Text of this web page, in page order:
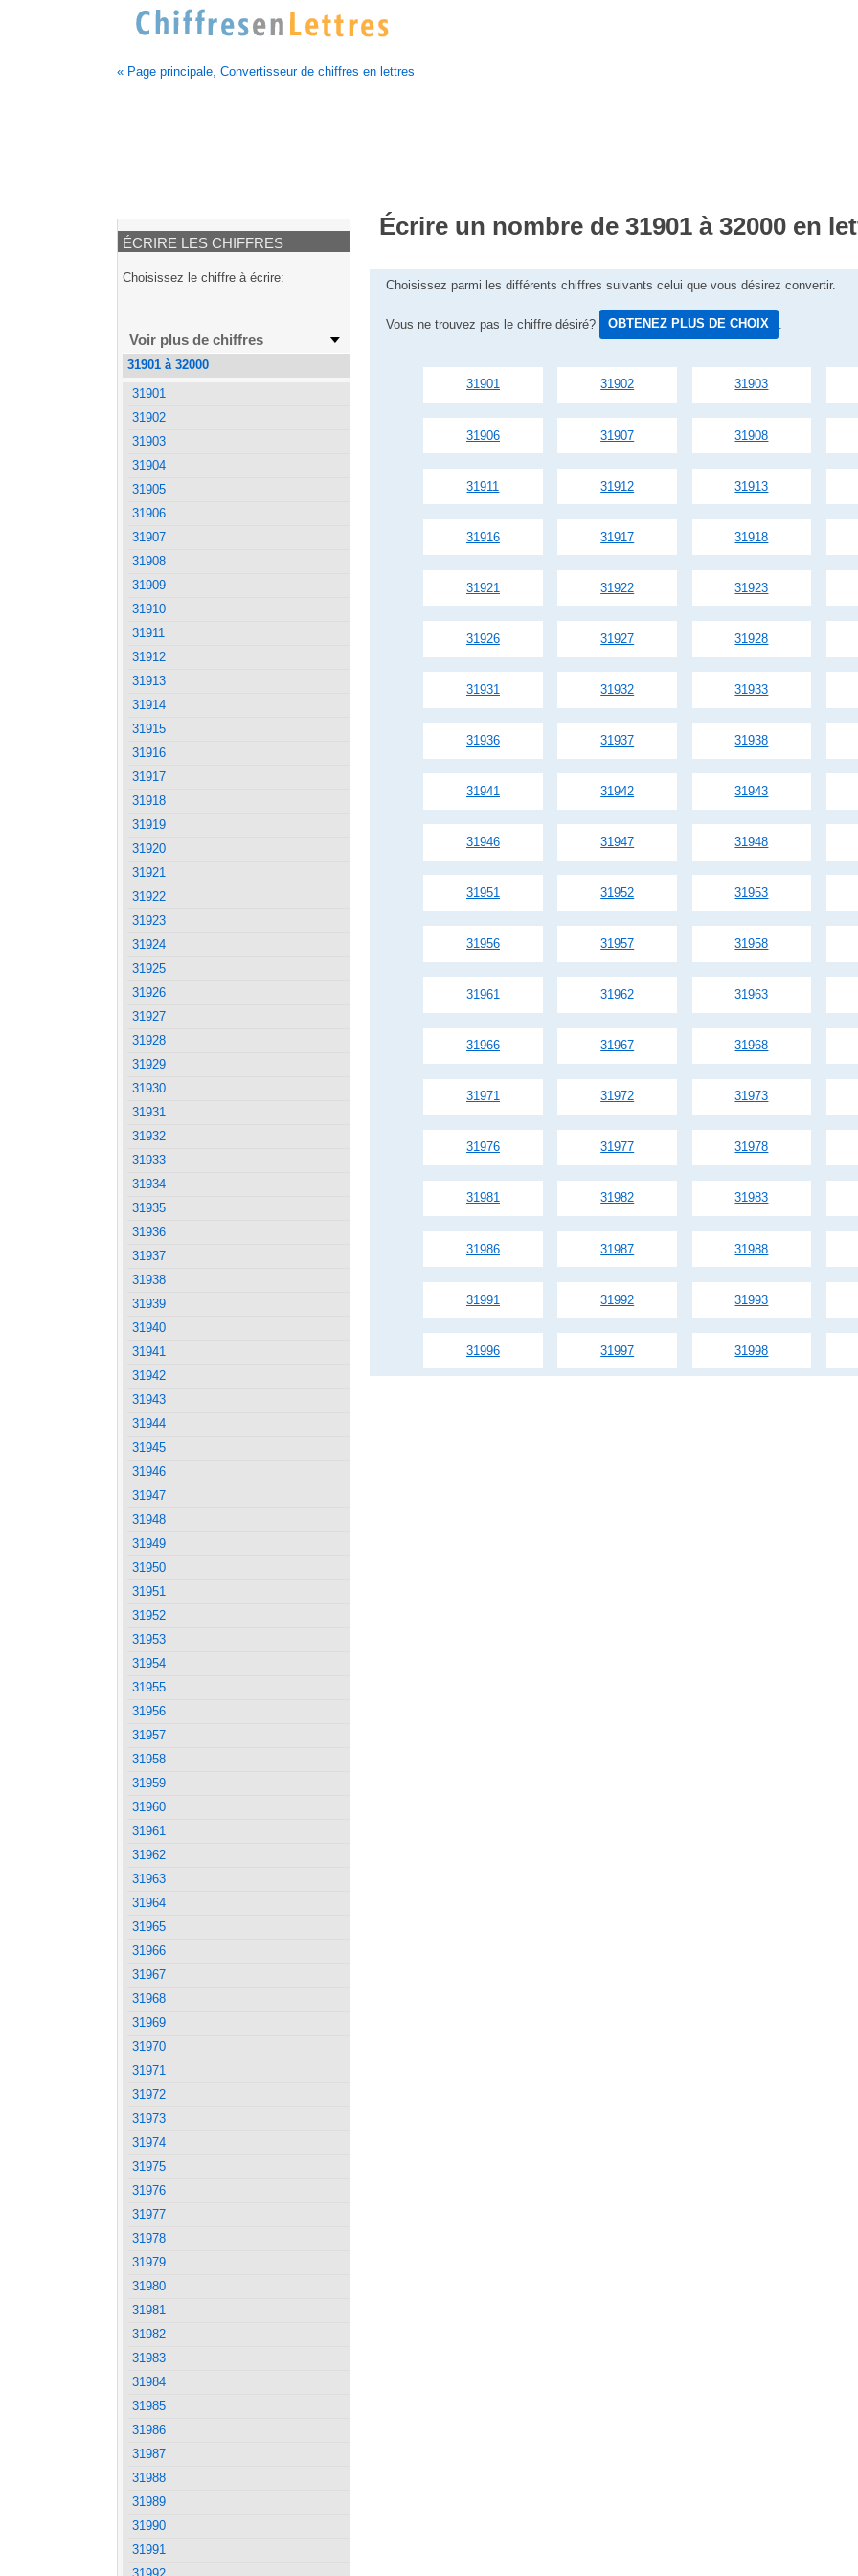
« Page principale, Convertisseur de chiffres en lettres
Écrire un nombre de 31901 à 32000 en
Choisissez parmi les différents chiffres suivants celui que vous désirez convertir.
Vous ne trouvez pas le chiffre désiré? OBTENEZ PLUS DE CHOIX
31901 31902 31903
31906 31907 31908
31911 31912 31913
31916 31917 31918
31921 31922 31923
31926 31927 31928
31931 31932 31933
31936 31937 31938
31941 31942 31943
31946 31947 31948
31951 31952 31953
31956 31957 31958
31961 31962 31963
31966 31967 31968
31971 31972 31973
31976 31977 31978
31981 31982 31983
31986 31987 31988
31991 31992 31993
31996 31997 31998
ÉCRIRE LES CHIFFRES
Choisissez le chiffre à écrire:
Voir plus de chiffres
31901 à 32000
31901
31902
31903
31904
31905
31906
31907
31908
31909
31910
31911
31912
31913
31914
31915
31916
31917
31918
31919
31920
31921
31922
31923
31924
31925
31926
31927
31928
31929
31930
31931
31932
31933
31934
31935
31936
31937
31938
31939
31940
31941
31942
31943
31944
31945
31946
31947
31948
31949
31950
31951
31952
31953
31954
31955
31956
31957
31958
31959
31960
31961
31962
31963
31964
31965
31966
31967
31968
31969
31970
31971
31972
31973
31974
31975
31976
31977
31978
31979
31980
31981
31982
31983
31984
31985
31986
31987
31988
31989
31990
31991